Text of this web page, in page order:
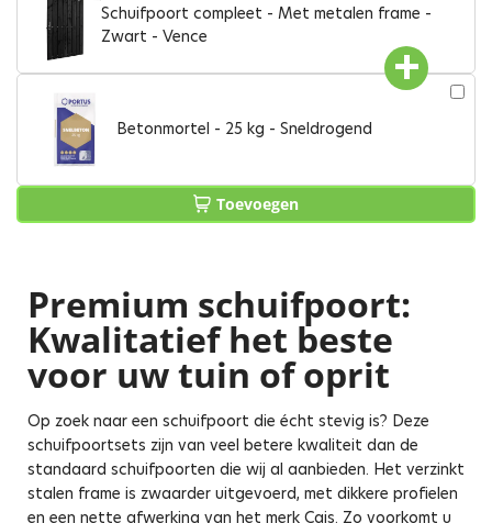
Schuifpoort compleet - Met metalen frame -
Zwart - Vence
Betonmortel - 25 kg - Sneldrogend
Toevoegen
Premium schuifpoort:
Kwalitatief het beste
voor uw tuin of oprit
Op zoek naar een schuifpoort die écht stevig is? Deze
schuifpoortsets zijn van veel betere kwaliteit dan de
standaard schuifpoorten die wij al aanbieden. Het verzinkt
stalen frame is zwaarder uitgevoerd, met dikkere profielen
en een nette afwerking van het merk Cais. Zo voorkomt u